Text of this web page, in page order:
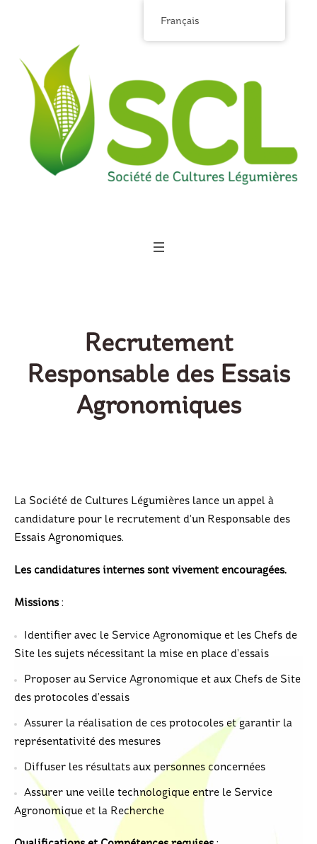
Recrutement
Responsable des Essais
Agronomiques
La Société de Cultures Légumières lance un appel à
candidature pour le recrutement d’un Responsable des
Essais Agronomiques.
Les candidatures internes sont vivement encouragées.
Missions:
Identifier avec le Service Agronomique et les Chefs de
Site les sujets nécessitant la mise en place d’essais
Proposer au Service Agronomique et aux Chefs de Site
des protocoles d’essais
Assurer la réalisation de ces protocoles et garantir la
représentativité des mesures
Diffuser les résultats aux personnes concernées
Assurer une veille technologique entre le Service
Agronomique et la Recherche
Français